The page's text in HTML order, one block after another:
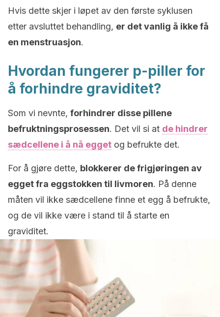
Hvis dette skjer i løpet av den første syklusen
etter avsluttet behandling, er det vanlig å ikke få
en menstruasjon.
Hvordan fungerer p-piller for
å forhindre graviditet?
Som vi nevnte, forhindrer disse pillene
befruktningsprosessen. Det vil si at de hindrer
sædcellene i å nå egget og befrukte det.
For å gjøre dette, blokkerer de frigjøringen av
egget fra eggstokken til livmoren. På denne
måten vil ikke sædcellene finne et egg å befrukte,
og de vil ikke være i stand til å starte en
graviditet.